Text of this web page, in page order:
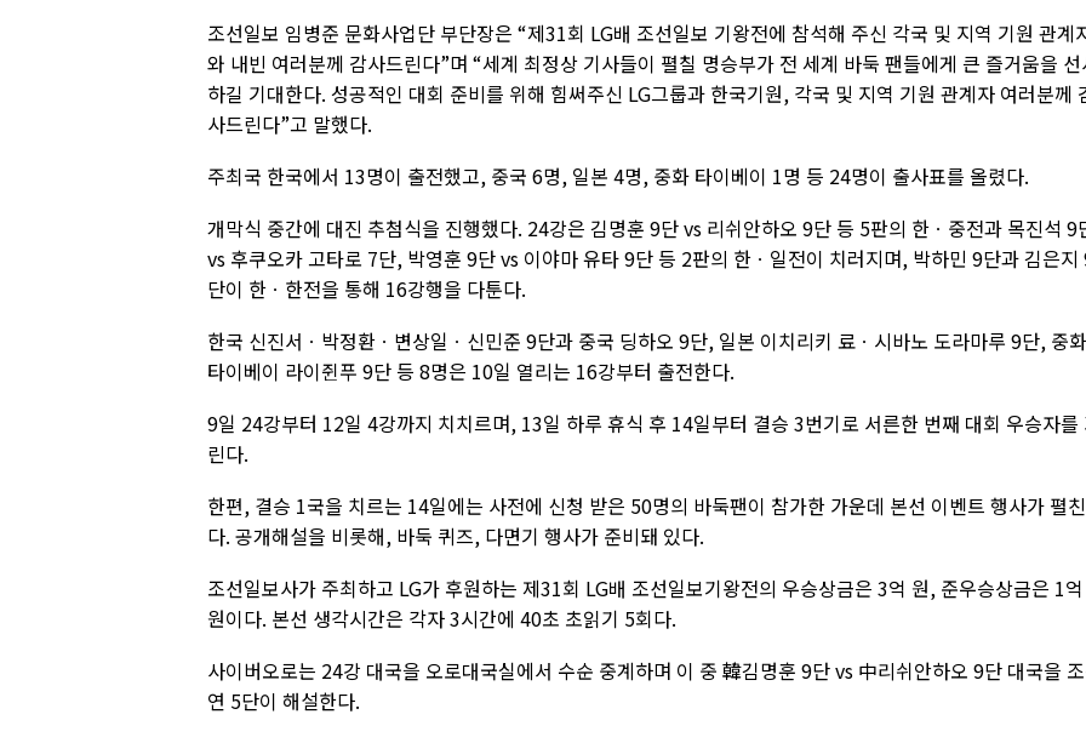
조선일보 임병준 문화사업단 부단장은 “제31회 LG배 조선일보 기왕전에 참석해 주신 각국 및 지역 기원 관계
와 내빈 여러분께 감사드린다”며 “세계 최정상 기사들이 펼칠 명승부가 전 세계 바둑 팬들에게 큰 즐거움을
하길 기대한다. 성공적인 대회 준비를 위해 힘써주신 LG그룹과 한국기원, 각국 및 지역 기원 관계자 여러분께
사드린다”고 말했다.
주최국 한국에서 13명이 출전했고, 중국 6명, 일본 4명, 중화 타이베이 1명 등 24명이 출사표를 올렸다.
개막식 중간에 대진 추첨식을 진행했다. 24강은 김명훈 9단 vs 리쉬안하오 9단 등 5판의 한ㆍ중전과 목진석 9
vs 후쿠오카 고타로 7단, 박영훈 9단 vs 이야마 유타 9단 등 2판의 한ㆍ일전이 치러지며, 박하민 9단과 김은지
단이 한ㆍ한전을 통해 16강행을 다툰다.
한국 신진서ㆍ박정환ㆍ변상일ㆍ신민준 9단과 중국 딩하오 9단, 일본 이치리키 료ㆍ시바노 도라마루 9단, 중화
타이베이 라이쥔푸 9단 등 8명은 10일 열리는 16강부터 출전한다.
9일 24강부터 12일 4강까지 치치르며, 13일 하루 휴식 후 14일부터 결승 3번기로 서른한 번째 대회 우승자를
린다.
한편, 결승 1국을 치르는 14일에는 사전에 신청 받은 50명의 바둑팬이 참가한 가운데 본선 이벤트 행사가 펼친
다. 공개해설을 비롯해, 바둑 퀴즈, 다면기 행사가 준비돼 있다.
조선일보사가 주최하고 LG가 후원하는 제31회 LG배 조선일보기왕전의 우승상금은 3억 원, 준우승상금은 1억
원이다. 본선 생각시간은 각자 3시간에 40초 초읽기 5회다.
사이버오로는 24강 대국을 오로대국실에서 수순 중계하며 이 중 韓김명훈 9단 vs 中리쉬안하오 9단 대국을
연 5단이 해설한다.